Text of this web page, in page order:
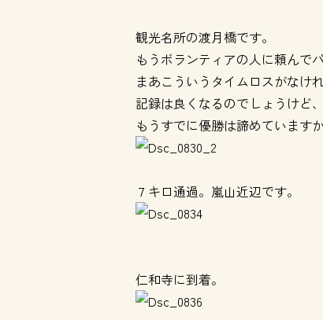
観光名所の渡月橋です。
もうボランティアの人に頼んでパ
まあこういうタイムロスがなけ
記録は良くなるのでしょうけど、
もうすでに優勝は諦めています
７キロ通過。嵐山近辺です。
仁和寺に到着。